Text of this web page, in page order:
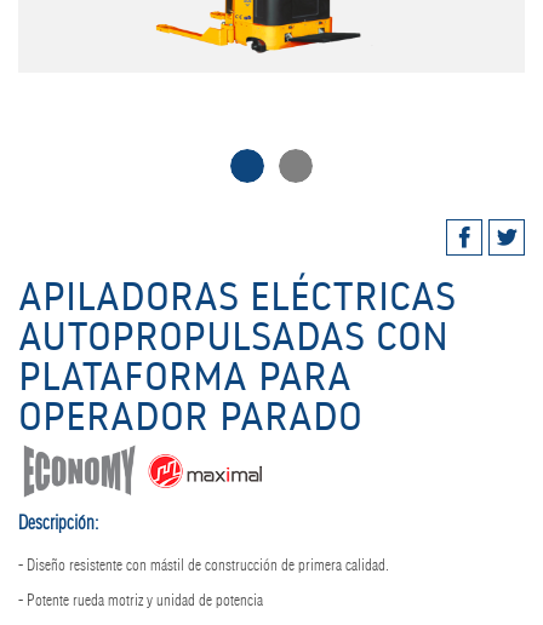
APILADORAS ELÉCTRICAS
AUTOPROPULSADAS CON
PLATAFORMA PARA
OPERADOR PARADO
Descripción:
- Diseño resistente con mástil de construcción de primera calidad.
- Potente rueda motriz y unidad de potencia